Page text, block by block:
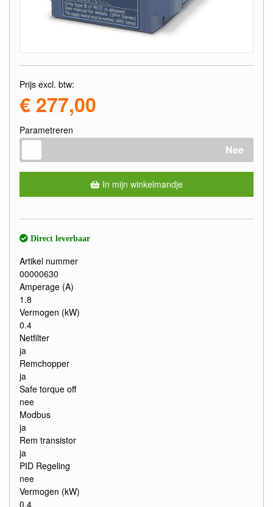
Prijs excl. btw:
€ 277,00
Parametreren
Nee
In mijn winkelmandje
Direct leverbaar
Artikel nummer
00000630
Amperage (A)
1.8
Vermogen (kW)
0.4
Netfilter
ja
Remchopper
ja
Safe torque off
nee
Modbus
ja
Rem transistor
ja
PID Regeling
nee
Vermogen (kW)
0.4